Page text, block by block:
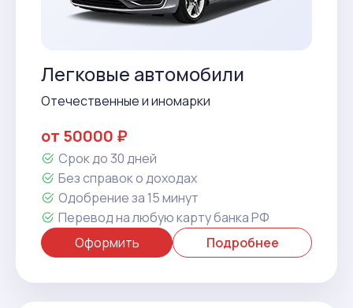
Легковые автомобили
Отечественные и иномарки
от 50000 ₽
Срок до 30 дней
Без справок о доходах
Одобрение за 15 минут
Перевод на любую карту банка РФ
Оформить
Подробнее